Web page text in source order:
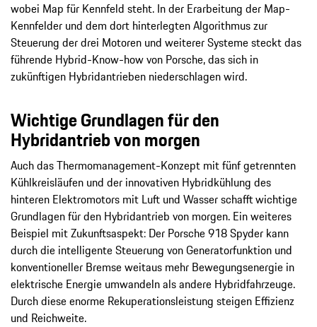
wobei Map für Kennfeld steht. In der Erarbeitung der Map-
Kennfelder und dem dort hinterlegten Algorithmus zur
Steuerung der drei Motoren und weiterer Systeme steckt das
führende Hybrid-Know-how von Porsche, das sich in
zukünftigen Hybridantrieben niederschlagen wird.
Wichtige Grundlagen für den
Hybridantrieb von morgen
Auch das Thermomanagement-Konzept mit fünf getrennten
Kühlkreisläufen und der innovativen Hybridkühlung des
hinteren Elektromotors mit Luft und Wasser schafft wichtige
Grundlagen für den Hybridantrieb von morgen. Ein weiteres
Beispiel mit Zukunftsaspekt: Der Porsche 918 Spyder kann
durch die intelligente Steuerung von Generatorfunktion und
konventioneller Bremse weitaus mehr Bewegungsenergie in
elektrische Energie umwandeln als andere Hybridfahrzeuge.
Durch diese enorme Rekuperationsleistung steigen Effizienz
und Reichweite.